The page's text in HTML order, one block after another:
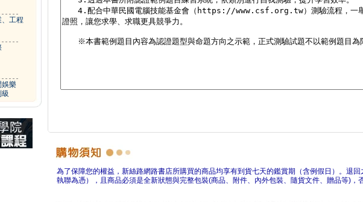
、工程
娛樂
級
為了保障您的權益，新絲路網路書店所購買的商品均享有到貨七天的鑑賞期（含例假日）。退
執聯為憑），且商品必須是全新狀態與完整包裝(商品、附件、內外包裝、隨貨文件、贈品等)，